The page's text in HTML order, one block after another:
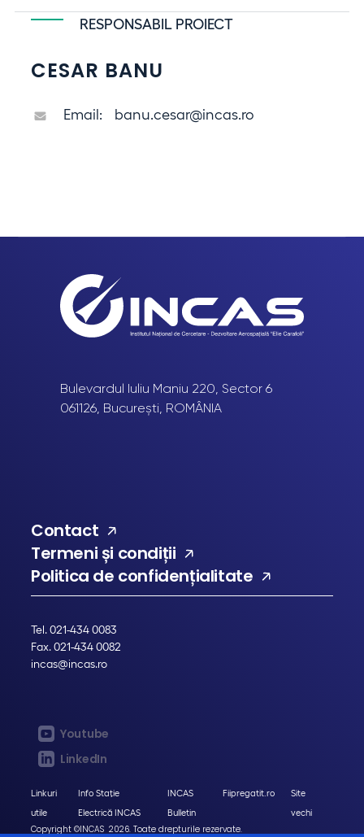
RESPONSABIL PROIECT
CESAR BANU
Email: banu.cesar@incas.ro
Contact
Termeni și condiții
Politica de confidențialitate
Tel. 021-434 0083
Fax. 021-434 0082
incas@incas.ro
Youtube
LinkedIn
Bulevardul Iuliu Maniu 220, Sector 6
061126, București, ROMÂNIA
Copyright ©INCAS 2026. Toate drepturile rezervate.
Linkuri
utile
Info Stație
Electrică INCAS
INCAS
Bulletin
Fiipregatit.ro
Site
vechi